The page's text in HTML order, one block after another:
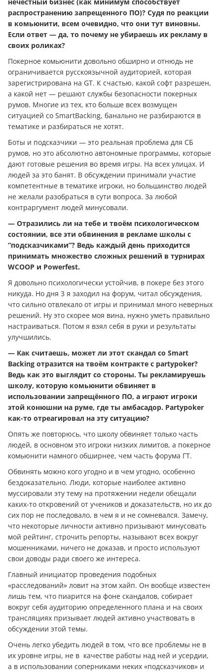
нечестный бизнес (как минимум способствует
распространению запрещенного ПО)? Судя по реакции
в комьюнити, всем очевидно, что они тут виновны.
Если ответ — да, то почему не убираешь их рекламу в
своих роликах?
Покерное комьюнити довольно обширно и отнюдь не
ограничивается русскоязычной аудиторией, которая
зарегистрирована на GT. К счастью, какой софт разрешен,
а какой нет — решают службы безопасности покерных
румов. Многие из тех, кто больше всех возмущен
ситуацией со SmartBacking, банально не разбираются в
тематике и разбираться не хотят.
Боты и подсказчики — это реальная проблема для СБ
румов, но это абсолютно автономные программы, которые
дают готовые решения во время игры. На всех улицах. И
людей за это банят. В обсуждении принимали участие
компетентные в тематике игроки, но большинство людей
не желали разобраться в сути вопроса. За любой
контраргумент людей минусовали.
— Отразились ли на тебе и твоём психологическом
состоянии, все эти обвинения в рекламе школы с
“подсказчиками”? Ведь каждый день приходится
принимать множество сложных решений в турнирах
WCOOP и Powerfest.
Я довольно психологически устойчив, в покере без этого
никуда. Но дня 3 я заходил на форум, читал обсуждения,
что сильно отвлекало от игры и принимал много неверных
решений. Ну это скорее моя вина, нужно уметь правильно
настраиваться. Потом я взял себя в руки и результаты
улучшились.
— Как считаешь, может ли этот скандал со Smart
Backing отразится на твоём контракте с partypoker?
Ведь как это выглядит со стороны. Ты рекламируешь
школу, которую комьюнити обвиняет в
использовании запрещённого ПО, а играют игроки
этой конюшни на руме, где ты амбасадор. Partypoker
как-то отреагировал на эту ситуацию?
Опять же повторюсь, что школу обвиняет только часть
людей, в основном это игроки низких лимитов, а покерное
комьюнити намного обширнее, чем часть форума ГТ.
Обвинять можно кого угодно и в чем угодно, особенно
бездоказательно. Люди, которые наиболее активно
муссировали эту тему на протяжении недели обещали
каких-то откровений от учеников и доказательств, но их до
сих пор не последовало, в чем я и не сомневался. Замечу,
что некоторые личности активно призывают минусовать
мой рейтинг, строчить репорты, называют всех вокруг
мошенниками, ничего не доказав, и просто используют
свои доводы ради своего же интереса.
Главный инициатор проведения подобных
«расследований» ловит на этом хайп. Он вообще известен
лишь тем, что пиарится на фоне скандалов, собирает
вокруг себя аудиторию определенного плана и на своих
трансляциях призывает людей активно участвовать в
обсуждении этой темы.
Очень легко убедить людей в том, что все проблемы не в
их уровне игры, не в качестве работы над ней и усердии,
а в использовании соперниками неких «подсказчиков» и